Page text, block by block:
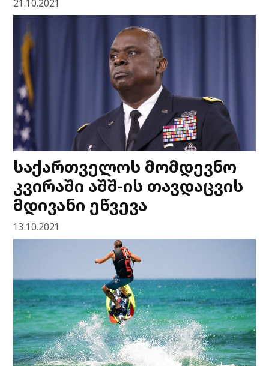
21.10.2021
საქართველოს მომდევნო
კვირაში აშშ-ის თავდაცვის
მდივანი ეწვევა
13.10.2021